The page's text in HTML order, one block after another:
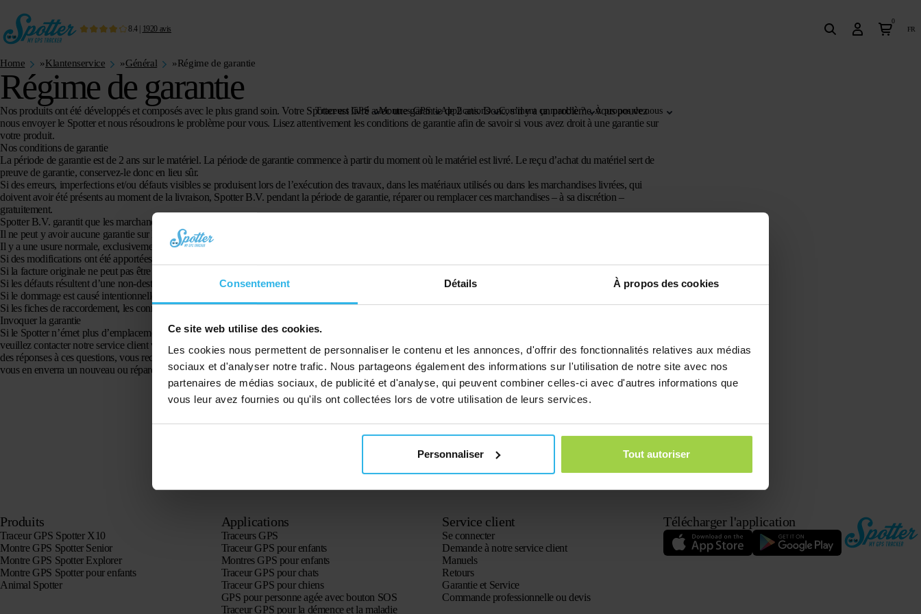
Consentement Détails À propos des cookies
Ce site web utilise des cookies.
Les cookies nous permettent de personnaliser le contenu et les annonces, d'offrir des fonctionnalités relatives aux médias
sociaux et d'analyser notre trafic. Nous partageons également des informations sur l'utilisation de notre site avec nos
partenaires de médias sociaux, de publicité et d'analyse, qui peuvent combiner celles-ci avec d'autres informations que
vous leur avez fournies ou qu'ils ont collectées lors de votre utilisation de leurs services.
Personnaliser Tout autoriser
8.4| 1920 avis
Traceurs GPS Montres GPS Applications Comment ça marche ? À propos de nous
0
fr
Home »Klantenservice »Général »Régime de garantie
Régime de garantie
Nos produits ont été développés et composés avec le plus grand soin. Votre Spotter est livré avec une garantie de 2 ans. Donc, s’il y a un problème, vous pouvez
nous envoyer le Spotter et nous résoudrons le problème pour vous. Lisez attentivement les conditions de garantie afin de savoir si vous avez droit à une garantie sur
votre produit.
Nos conditions de garantie
La période de garantie est de 2 ans sur le matériel. La période de garantie commence à partir du moment où le matériel est livré. Le reçu d’achat du matériel sert de
preuve de garantie, conservez-le donc en lieu sûr.
Si des erreurs, imperfections et/ou défauts visibles se produisent lors de l’exécution des travaux, dans les matériaux utilisés ou dans les marchandises livrées, qui
doivent avoir été présents au moment de la livraison, Spotter B.V. pendant la période de garantie, réparer ou remplacer ces marchandises – à sa discrétion –
gratuitement.
Spotter B.V. garantit que les marchandises livrées ont les propriétés requises pour une utilisation normale.
Il ne peut y avoir aucune garantie sur le matériel si :
Il y a une usure normale, exclusivement à la discrétion de Spotter B.V. ;
Si des modifications ont été apportées au produit, y compris des réparations qui n’ont pas été effectuées avec l’autorisation de Spotter B.V. ont été effectués;
Si la facture originale ne peut pas être soumise, a été modifiée ou est illisible ;
Si les défauts résultent d’une non-destination ou d’une utilisation non judicieuse ;
Si le dommage est causé intentionnellement, par négligence grave ou entretien négligent ;
Si les fiches de raccordement, les connecteurs, le câblage sont endommagés et/ou modifiés.
Invoquer la garantie
Si le Spotter n’émet plus d’emplacements, nous vous conseillons de suivreces étapes
veuillez contacter notre service client via
le formulaire de contact
. Le service client vérifie le Spotter pour vous et vous informe des prochaines étapes. En fonction
des réponses à ces questions, vous recevrez une adresse de retour par e-mail à laquelle vous pourrez envoyer le Spotter. Le service client examinera le Spotter et
vous en enverra un nouveau ou réparera le produit aux frais de Spotter B.V.
Produits
Traceur GPS Spotter X10
Montre GPS Spotter Senior
Montre GPS Spotter Explorer
Montre GPS Spotter pour enfants
Animal Spotter
Applications
Traceurs GPS
Traceur GPS pour enfants
Montres GPS pour enfants
Traceur GPS pour chats
Traceur GPS pour chiens
GPS pour personne agée avec bouton SOS
Traceur GPS pour la démence et la maladie
Service client
Se connecter
Demande à notre service client
Manuels
Retours
Garantie et Service
Commande professionnelle ou devis
Télécharger l'application